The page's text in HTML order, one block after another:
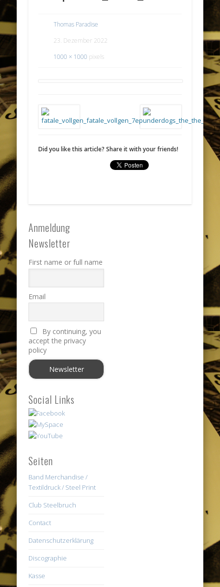
Thomas Paradise
23. Dezember 2022
1000 × 1000 pixels
Did you like this article? Share it with your friends!
Anmeldung
Newsletter
First name or full name
Email
By continuing, you
accept the privacy
policy
Social Links
Seiten
Band Merchandise /
Textildruck / Steel Print
Club Steelbruch
Contact
Datenschutzerklärung
Discographie
Kasse